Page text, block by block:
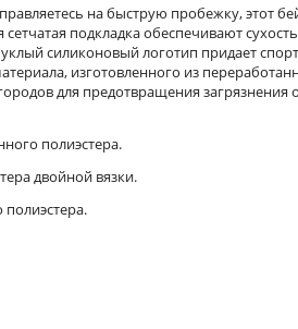
на быструю пробежку, этот
подкладка обеспечивают
силиконовый логотип придает
изготовленного из
для предотвращения загрязнения
полиэстера.
двойной вязки.
полиэстера.